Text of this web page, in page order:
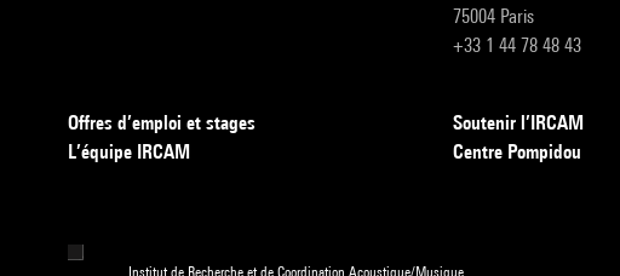
75004 Paris
+33 1 44 78 48 43
Offres d’emploi et stages
L’équipe IRCAM
Soutenir l’IRCAM
Centre Pompidou
Institut de Recherche et de Coordination Acoustique/Musique